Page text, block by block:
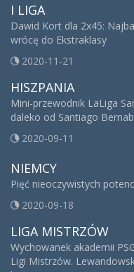
I LIGA
Dawid Kort dla 2x45:
wrócę do Ekstraklasy
2020-11-21
HISZPANIA
Mini-przewodnik LaLiga
daleko od Santiago
2020-09-11
NIEMCY
Pięć nieoczywistych
2020-09-18
LIGA MISTRZÓW
Wychowanek akademii
Ligi Mistrzów.